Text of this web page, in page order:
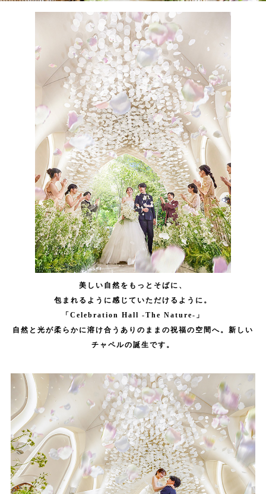
美しい自然をもっとそばに、
包まれるように感じていただけるように。
「Celebration Hall -The Nature-」
自然と光が柔らかに溶け合うありのままの祝福の空間へ。新しい
チャペルの誕生です。